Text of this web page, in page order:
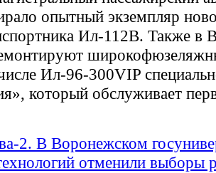
опытный экземпляр
Ил-112В. Также
Ил-96-300VIP
который обслуживает
2. В Воронежском
отменили выборы